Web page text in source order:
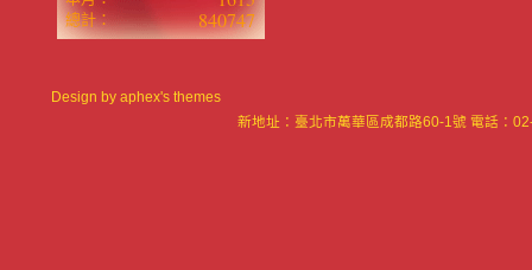
總計： 840747
Design by aphex's themes
新地址：臺北市萬華區成都路60-1號 電話：